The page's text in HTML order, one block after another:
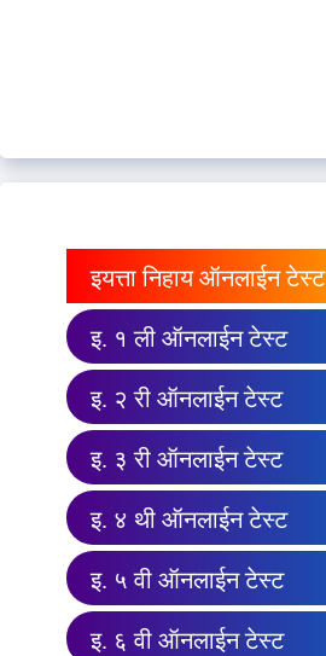
इयत्ता निहाय ऑनलाईन टेस्ट
इ. १ ली ऑनलाईन टेस्ट
इ. २ री ऑनलाईन टेस्ट
इ. ३ री ऑनलाईन टेस्ट
इ. ४ थी ऑनलाईन टेस्ट
इ. ५ वी ऑनलाईन टेस्ट
इ. ६ वी ऑनलाईन टेस्ट